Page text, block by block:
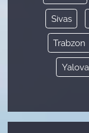
Sivas
Trabzon
Yalova